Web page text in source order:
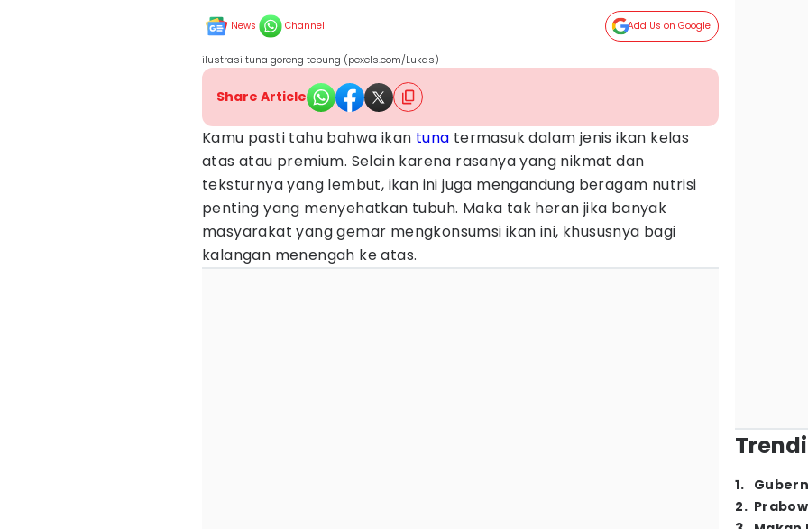
News Channel Add Us on Google
ilustrasi tuna goreng tepung (pexels.com/Lukas)
Share Article
Kamu pasti tahu bahwa ikan tuna termasuk dalam jenis ikan kelas
atas atau premium. Selain karena rasanya yang nikmat dan
teksturnya yang lembut, ikan ini juga mengandung beragam nutrisi
penting yang menyehatkan tubuh. Maka tak heran jika banyak
masyarakat yang gemar mengkonsumsi ikan ini, khususnya bagi
kalangan menengah ke atas.
1.
2.